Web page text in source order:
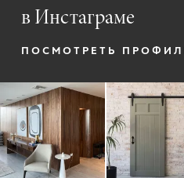
в Инстаграме
ПОСМОТРЕТЬ